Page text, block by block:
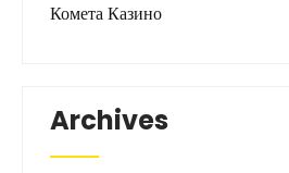
Комета Казино
Archives